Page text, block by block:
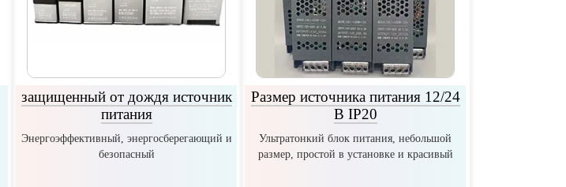
защищенный от дождя источник
питания
Энергоэффективный, энергосберегающий и
безопасный
Размер источника питания 12/24
В IP20
Ультратонкий блок питания, небольшой
размер, простой в установке и красивый